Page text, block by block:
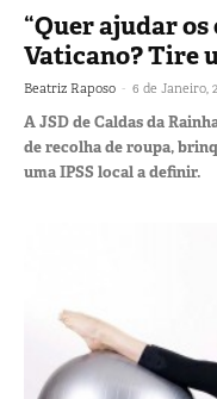
“Quer ajudar
Vaticano? Tire
Beatriz Raposo - 6 de Janeiro,
A JSD de Caldas da
de recolha de roupa,
uma IPSS local a definir.